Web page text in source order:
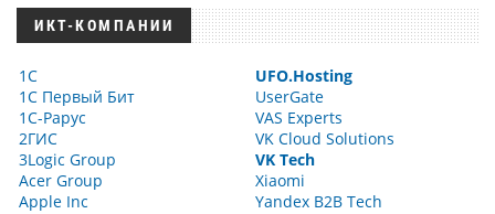
ИКТ-КОМПАНИИ
1С
1С Первый Бит
1С-Рарус
2ГИС
3Logic Group
Acer Group
Apple Inc
UFO.Hosting
UserGate
VAS Experts
VK Cloud Solutions
VK Tech
Xiaomi
Yandex B2B Tech